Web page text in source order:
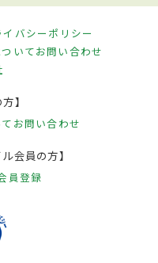
イバシーポリシー
いてお問い合わせ
】
お問い合わせ
会員の方】
員登録